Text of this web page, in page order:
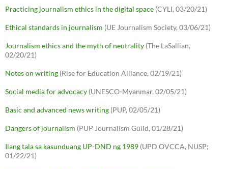
Practicing journalism ethics in the digital space (CYLI, 03/20/21)
Ethical standards in journalism (UE Journalism Society, 03/06/21)
Journalism ethics and the myth of neutrality (The LaSallian,
02/20/21)
Notes on writing (Rise for Education Alliance, 02/19/21)
Social media for advocacy (UNESCO-Myanmar, 02/05/21)
Basic and advanced news writing (PUP, 02/05/21)
Dangers of journalism (PUP Journalism Guild, 01/28/21)
Ilang tala sa kasunduang UP-DND ng 1989 (UPD OVCCA, NUSP;
01/22/21)